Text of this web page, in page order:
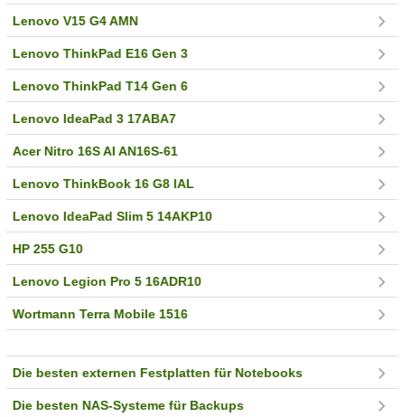
Lenovo V15 G4 AMN
Lenovo ThinkPad E16 Gen 3
Lenovo ThinkPad T14 Gen 6
Lenovo IdeaPad 3 17ABA7
Acer Nitro 16S AI AN16S-61
Lenovo ThinkBook 16 G8 IAL
Lenovo IdeaPad Slim 5 14AKP10
HP 255 G10
Lenovo Legion Pro 5 16ADR10
Wortmann Terra Mobile 1516
Die besten externen Festplatten für Notebooks
Die besten NAS-Systeme für Backups